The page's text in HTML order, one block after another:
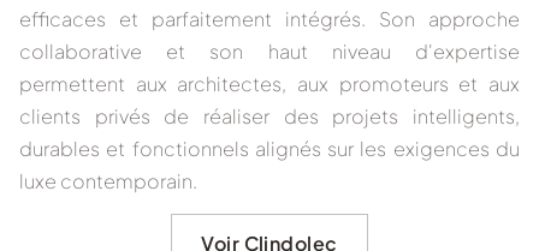
efficaces et parfaitement intégrés. Son approche
collaborative et son haut niveau d'expertise
permettent aux architectes, aux promoteurs et aux
clients privés de réaliser des projets intelligents,
durables et fonctionnels alignés sur les exigences du
luxe contemporain.
Voir Clindolec